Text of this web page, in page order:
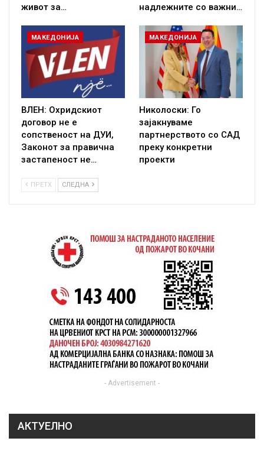
живот за…
надлежните со важни…
МАКЕДОНИЈА
ВЛЕН: Охридскиот
договор не е
сопственост на ДУИ,
Законот за правична
застапеност не…
МАКЕДОНИЈА
Николоски: Го
зајакнуваме
партнерството со САД
преку конкретни
проекти
ПРЕТХ СЛЕДНА
- Advertisement -
АКТУЕЛНО